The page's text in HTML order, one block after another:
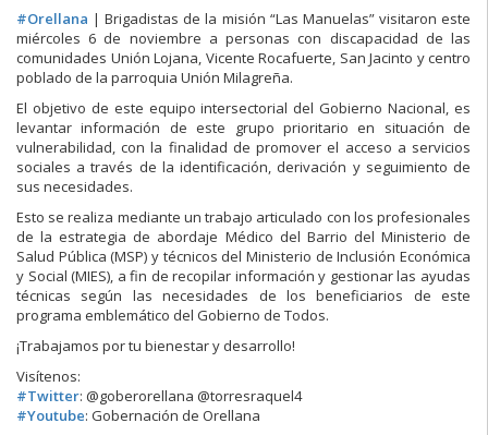
#Orellana | Brigadistas de la misión “Las Manuelas” visitaron este
miércoles 6 de noviembre a personas con discapacidad de las
comunidades Unión Lojana, Vicente Rocafuerte, San Jacinto y centro
poblado de la parroquia Unión Milagreña.
El objetivo de este equipo intersectorial del Gobierno Nacional, es
levantar información de este grupo prioritario en situación de
vulnerabilidad, con la finalidad de promover el acceso a servicios
sociales a través de la identificación, derivación y seguimiento de
sus necesidades.
Esto se realiza mediante un trabajo articulado con los profesionales
de la estrategia de abordaje Médico del Barrio del Ministerio de
Salud Pública (MSP) y técnicos del Ministerio de Inclusión Económica
y Social (MIES), a fin de recopilar información y gestionar las ayudas
técnicas según las necesidades de los beneficiarios de este
programa emblemático del Gobierno de Todos.
¡Trabajamos por tu bienestar y desarrollo!
Visítenos:
#Twitter: @goberorellana @torresraquel4
#Youtube: Gobernación de Orellana